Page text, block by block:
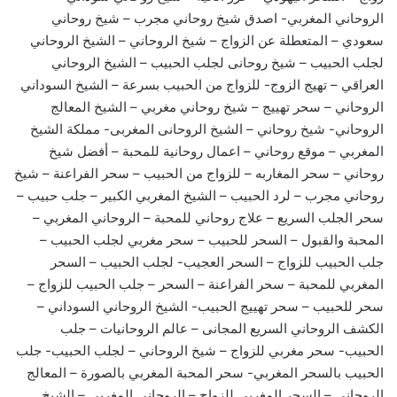
الروحاني المغربي- اصدق شيخ روحاني مجرب – شيخ روحاني
سعودي – المتعطلة عن الزواج – شيخ الروحاني – الشيخ الروحاني
لجلب الحبيب – شيخ روحانى لجلب الحبيب – الشيخ الروحاني
العراقي – تهيج الزوج- للزواج من الحبيب بسرعة – الشيخ السوداني
الروحاني – سحر تهييج – شيخ روحاني مغربي – الشيخ المعالج
الروحاني- شيخ روحاني – الشيخ الروحانى المغربى- مملكة الشيخ
المغربي – موقع روحاني – اعمال روحانية للمحبة – أفضل شيخ
روحاني – سحر المغاربه – للزواج من الحبيب – سحر الفراعنة – شيخ
روحاني مجرب – لرد الحبيب – الشيخ المغربي الكبير – جلب حبيب –
سحر الجلب السريع – علاج روحاني للمحبة – الروحاني المغربي –
المحبة والقبول – السحر للحبيب – سحر مغربي لجلب الحبيب –
جلب الحبيب للزواج – السحر العجيب- لجلب الحبيب – السحر
المغربي للمحبة – سحر الفراعنة – السحر – جلب الحبيب للزواج –
سحر للحبيب – سحر تهييج الحبيب- الشيخ الروحاني السوداني –
الكشف الروحاني السريع المجانى – عالم الروحانيات – جلب
الحبيب- سحر مغربي للزواج – شيخ الروحاني – لجلب الحبيب- جلب
الحبيب بالسحر المغربي- سحر المحبة المغربي بالصورة – المعالج